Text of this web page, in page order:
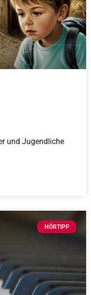
und Jugendliche
HÖRTIPP